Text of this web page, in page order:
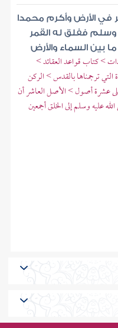
في الأرض وأكرم محمدا
وسلم ففلق له القمر
بين السماء والأرض
> كتاب قواعد العقائد >
التي ترجمناها بالقدس > الركن
على عشرة أصول > الأصل العاشر أن
عليه وسلم إلى الخلق أجمعين